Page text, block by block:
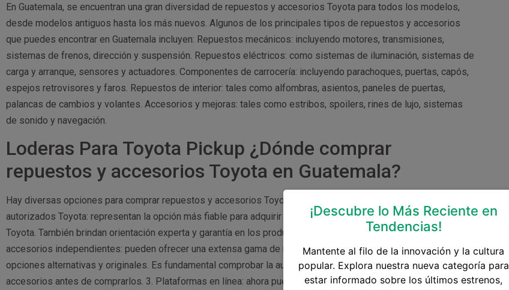
En Guatemala, se encuentran una gran diversidad de repuestos y accesorios Toyota para todos los modelos,
desde modelos antiguos hasta los más nuevos. Algunos de los principales tipos de repuestos y accesorios
que puedes encontrar en Guatemala incluyen: Repuestos mecánicos: incluyendo motores, transmisiones,
sistemas de frenos, dirección y suspensión. Repuestos eléctricos: como sistemas de iluminación, sistemas de
carga y arranque, sensores y actuadores. Componentes de carrocería: incluyendo parachoques, puertas, capós,
espejos retrovisores y faros. Repuestos de interior: tales como alfombras, asientos, paneles de puertas,
palancas de cambios y volantes. Accesorios y mejoras: tales como estribos, spoilers, rines de lujo, sistemas
de sonido y navegación.
Loderas Para Toyota Pickup ¿Dónde comprar
repuestos y accesorios Toyota en Guatemala?
Hay diversas opciones para comprar repuestos y accesorios Toyota en Guatemala, incluyendo: Distribuidores
autorizados Toyota: representan la opción más fiable para adquirir repuestos y accesorios originales para tu
Toyota. También brindan orientación experta y garantía en los productos que venden. Tiendas de repuestos y
accesorios independientes: pueden ofrecer una extensa gama de repuestos y accesorios Toyota, incluyendo
opciones alternativas y originales. Es fundamental comprobar la autenticidad y calidad de los repuestos y
accesorios antes de comprarlos. 3. Plataformas en línea: ahora puedes encontrar comercios en línea que
¡Descubre lo Más Reciente en
Tendencias!
Mantente al filo de la innovación y la cultura
popular. Explora nuestra nueva categoría para
estar informado sobre los últimos estrenos,